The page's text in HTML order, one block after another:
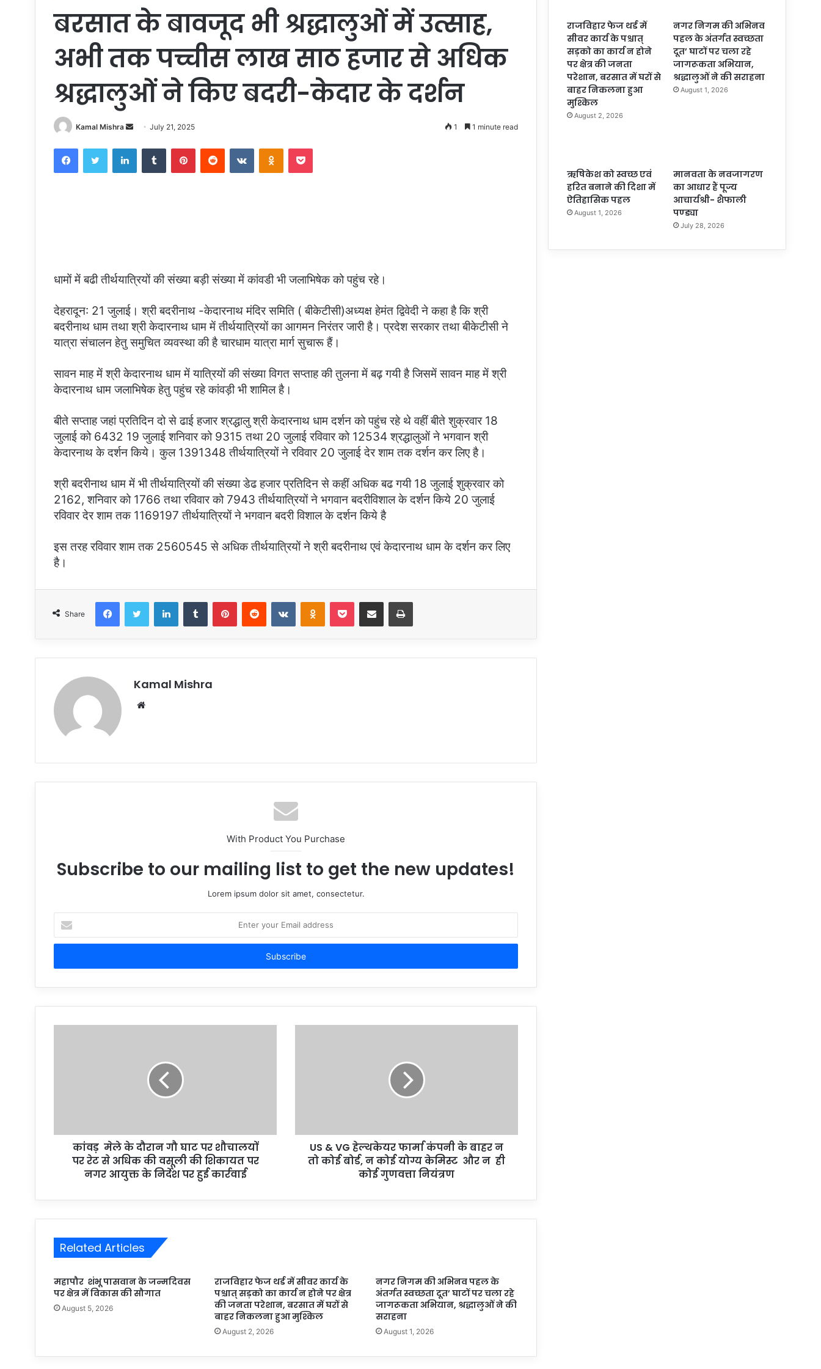
बरसात के बावजूद भी श्रद्धालुओं में उत्साह,
अभी तक पच्चीस लाख साठ हजार से अधिक
श्रद्धालुओं ने किए बदरी-केदार के दर्शन
Kamal Mishra
Send July 21, 2025 1 1 minute read
FacebookTwitter LinkedInTumblr PinterestReddit VKontakteOdnoklassniki
Pocket
धामों में बढी तीर्थयात्रियों की संख्या बड़ी संख्या में कांवडी भी जलाभिषेक को पहुंच रहे।
देहरादून: 21 जुलाई। श्री बदरीनाथ -केदारनाथ मंदिर समिति ( बीकेटीसी)अध्यक्ष हेमंत द्विवेदी ने कहा है कि श्री
बदरीनाथ धाम तथा श्री केदारनाथ धाम में तीर्थयात्रियों का आगमन निरंतर जारी है। प्रदेश सरकार तथा बीकेटीसी ने
यात्रा संचालन हेतु समुचित व्यवस्था की है चारधाम यात्रा मार्ग सुचारू हैं।
सावन माह में श्री केदारनाथ धाम में यात्रियों की संख्या विगत सप्ताह की तुलना में बढ़ गयी है जिसमें सावन माह में श्री
केदारनाथ धाम जलाभिषेक हेतु पहुंच रहे कांवड़ी भी शामिल है।
बीते सप्ताह जहां प्रतिदिन दो‌ से ढाई हजार श्रद्धालु श्री केदारनाथ धाम दर्शन को पहुंच रहे थे वहीं बीते शुक्रवार 18
जुलाई को 6432 19 जुलाई शनिवार को 9315 तथा 20 जुलाई रविवार को 12534 श्रद्धालुओं ने भगवान श्री
केदारनाथ के दर्शन‌ किये। कुल 1391348 तीर्थयात्रियों ने रविवार 20 जुलाई देर शाम तक दर्शन कर लिए है।
श्री बदरीनाथ धाम में भी तीर्थयात्रियों की संख्या डेढ हजार प्रतिदिन से कहीं अधिक बढ गयी 18 जुलाई शुक्रवार को
2162, शनिवार को 1766 तथा रविवार को 7943 तीर्थयात्रियों ने भगवान बदरीविशाल के दर्शन किये 20 जुलाई
रविवार देर शाम तक 1169197 तीर्थयात्रियों ने भगवान बदरी विशाल के दर्शन किये है
इस तरह रविवार शाम तक 2560545 से अधिक तीर्थयात्रियों ने श्री बदरीनाथ एवं केदारनाथ धाम के दर्शन कर लिए
है।
Share
FacebookTwitter LinkedInTumblr PinterestReddit VKontakteOdnoklassniki
Pocket Share via Email Print
Kamal Mishra
Website
With Product You Purchase
Subscribe to our mailing list to get the new updates!
Lorem ipsum dolor sit amet, consectetur.
your
Email
कांवड़ मेले के दौरान गौ घाट पर शौचालयों
पर रेट से अधिक की वसूली की शिकायत पर
नगर आयुक्त के निर्देश पर हुई कार्रवाई
US & VG हेल्थकेयर फार्मा कंपनी के बाहर न
तो कोई बोर्ड, न कोई योग्य केमिस्ट और न ही
कोई गुणवत्ता नियंत्रण
Related Articles
महापौर शंभू पासवान के जन्मदिवस
पर क्षेत्र में विकास की सौगात
August 5, 2026
राजविहार फेज थर्ड में सीवर कार्य के
पश्चात् सड़को का कार्य न होने पर क्षेत्र
की जनता परेशान, बरसात में घरों से
बाहर निकलना हुआ मुश्किल
August 2, 2026
नगर निगम की अभिनव पहल के
अंतर्गत स्वच्छता दूत’ घाटों पर चला रहे
जागरूकता अभियान, श्रद्धालुओं ने की
सराहना
August 1, 2026
राजविहार फेज थर्ड में
सीवर कार्य के पश्चात्
सड़को का कार्य न होने
पर क्षेत्र की जनता
परेशान, बरसात में घरों से
बाहर निकलना हुआ
मुश्किल
August 2, 2026
नगर निगम की अभिनव
पहल के अंतर्गत स्वच्छता
दूत’ घाटों पर चला रहे
जागरूकता अभियान,
श्रद्धालुओं ने की सराहना
August 1, 2026
ऋषिकेश को स्वच्छ एवं
हरित बनाने की दिशा में
ऐतिहासिक पहल
August 1, 2026
मानवता के नवजागरण
का आधार हैं पूज्य
आचार्यश्री- शैफाली
पण्ड्या
July 28, 2026